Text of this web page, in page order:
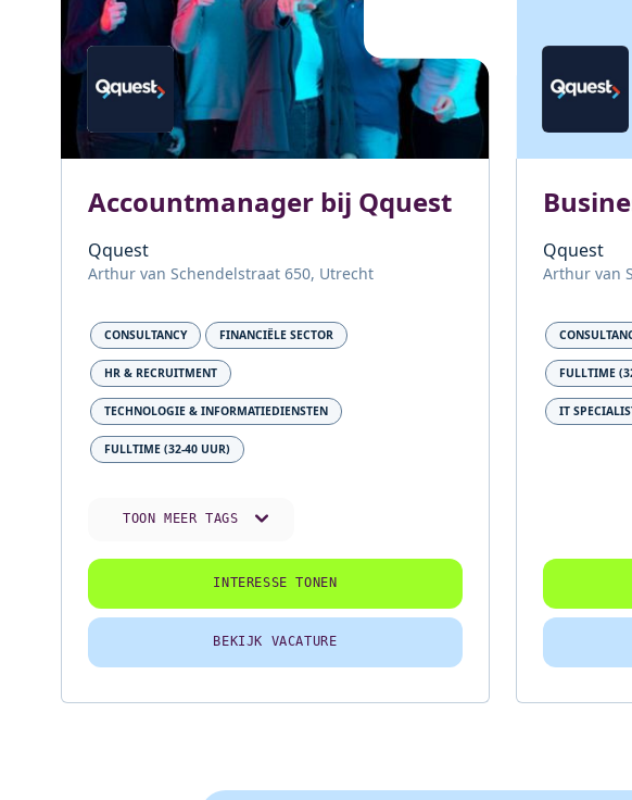
Accountmanager bij Qquest
Qquest
Arthur van Schendelstraat 650, Utrecht
CONSULTANCY FINANCIËLE SECTOR
HR & RECRUITMENT
TECHNOLOGIE & INFORMATIEDIENSTEN
FULLTIME (32-40 UUR)
TOON MEER TAGS
INTERESSE TONEN
BEKIJK VACATURE
Qquest
Arthur van
FULLTIME
IT